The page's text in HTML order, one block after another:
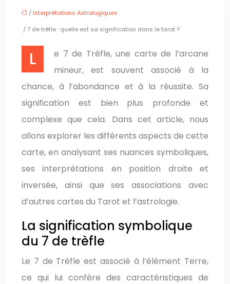
/ Interprétations Astrologiques
/ 7 de trèfle : quelle est sa signification dans le tarot ?
Le 7 de Trèfle, une carte de l’arcane
mineur, est souvent associé à la
chance, à l’abondance et à la réussite. Sa
signification est bien plus profonde et
complexe que cela. Dans cet article, nous
allons explorer les différents aspects de cette
carte, en analysant ses nuances symboliques,
ses interprétations en position droite et
inversée, ainsi que ses associations avec
d’autres cartes du Tarot et l’astrologie.
La signification symbolique
du 7 de trèfle
Le 7 de Trèfle est associé à l’élément Terre,
ce qui lui confère des caractéristiques de